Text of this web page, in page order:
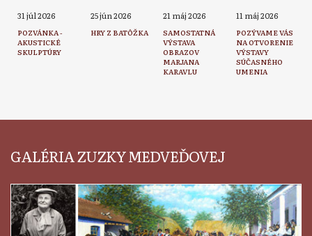
31 júl 2026
POZVÁNKA -
AKUSTICKÉ
SKULPTÚRY
25 jún 2026
HRY Z BATÔŽKA
21 máj 2026
SAMOSTATNÁ
VÝSTAVA
OBRAZOV
MARJANA
KARAVLU
11 máj 2026
POZÝVAME VÁS
NA OTVORENIE
VÝSTAVY
SÚČASNÉHO
UMENIA
GALÉRIA ZUZKY MEDVEĎOVEJ